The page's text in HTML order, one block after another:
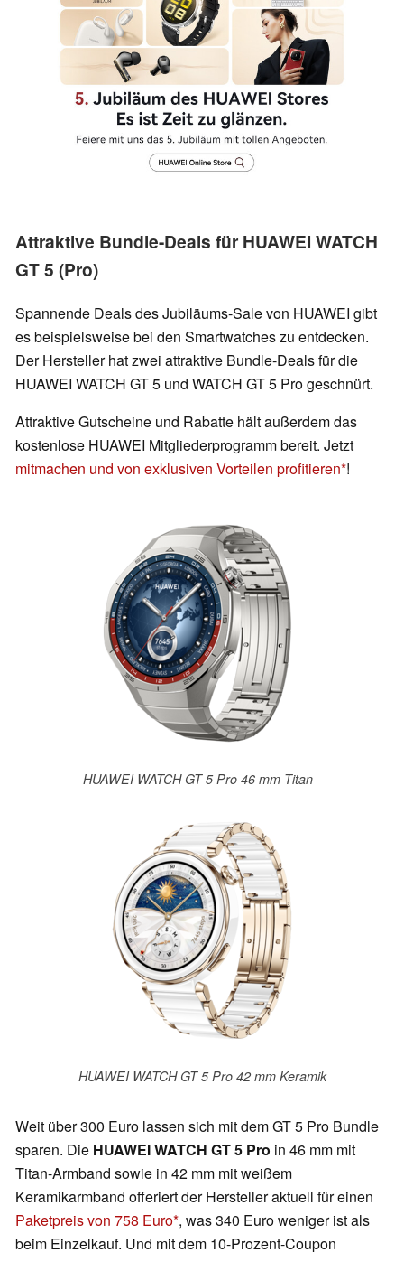
Attraktive Bundle-Deals für HUAWEI WATCH
GT 5 (Pro)
Spannende Deals des Jubiläums-Sale von HUAWEI gibt
es beispielsweise bei den Smartwatches zu entdecken.
Der Hersteller hat zwei attraktive Bundle-Deals für die
HUAWEI WATCH GT 5 und WATCH GT 5 Pro geschnürt.
Attraktive Gutscheine und Rabatte hält außerdem das
kostenlose HUAWEI Mitgliederprogramm bereit. Jetzt
mitmachen und von exklusiven Vorteilen profitieren !
HUAWEI WATCH GT 5 Pro 46 mm Titan
HUAWEI WATCH GT 5 Pro 42 mm Keramik
Weit über 300 Euro lassen sich mit dem GT 5 Pro Bundle
sparen. Die HUAWEI WATCH GT 5 Pro in 46 mm mit
Titan-Armband sowie in 42 mm mit weißem
Keramikarmband offeriert der Hersteller aktuell für einen
Paketpreis von 758 Euro , was 340 Euro weniger ist als
beim Einzelkauf. Und mit dem 10-Prozent-Coupon